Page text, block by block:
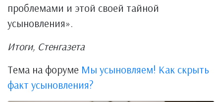
проблемами и этой своей тайной
усыновления».
Итоги, Стенгазета
Тема на форуме Мы усыновляем! Как скрыть
факт усыновления?